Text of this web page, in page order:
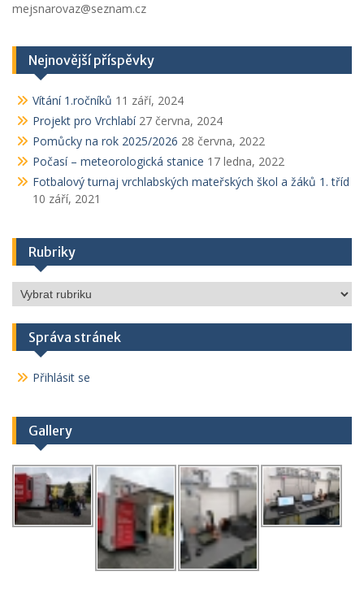
mejsnarovaz@seznam.cz
Nejnovější příspěvky
Vítání 1.ročníků 11 září, 2024
Projekt pro Vrchlabí 27 června, 2024
Pomůcky na rok 2025/2026 28 června, 2022
Počasí – meteorologická stanice 17 ledna, 2022
Fotbalový turnaj vrchlabských mateřských škol a žáků 1. tříd
10 září, 2021
Rubriky
Rubriky
Správa stránek
Přihlásit se
Gallery